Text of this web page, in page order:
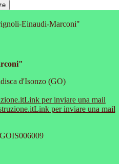
Einaudi-Marconi"
d'Isonzo (GO)
Link per inviare una mail
Link per inviare una mail